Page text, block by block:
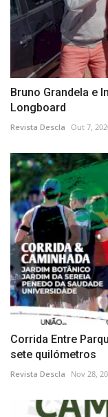
Bruno Grandela e
Longboard
Revista Descla Out 7,
Corrida Entre
sete quilómetros
Revista Descla Nov 28,